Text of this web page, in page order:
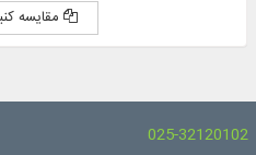
مقایسه
025-32120102